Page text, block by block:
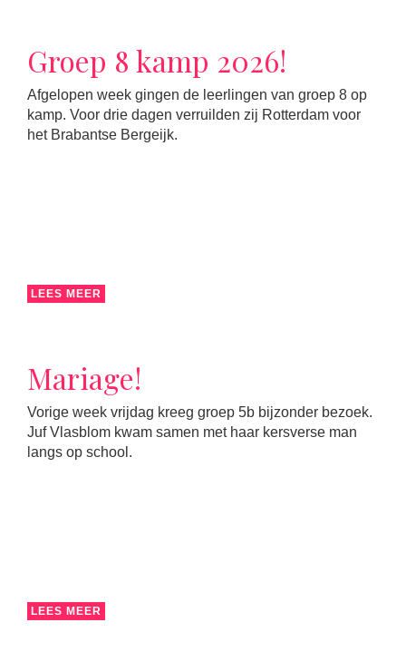
Groep 8 kamp 2026!
Afgelopen week gingen de leerlingen van groep 8 op
kamp. Voor drie dagen verruilden zij Rotterdam voor
het Brabantse Bergeijk.
LEES MEER
Mariage!
Vorige week vrijdag kreeg groep 5b bijzonder bezoek.
Juf Vlasblom kwam samen met haar kersverse man
langs op school.
LEES MEER